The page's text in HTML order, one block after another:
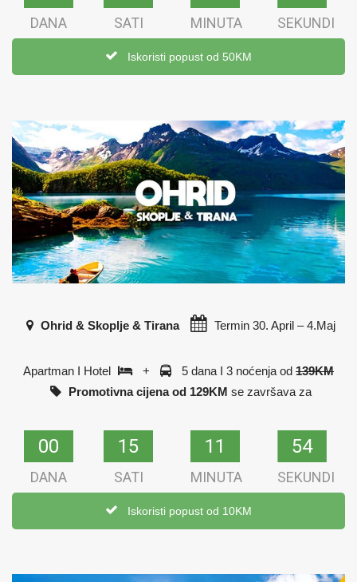
DANA SATI MINUTA SEKUNDI
Iskoristi popust od 50KM
Ohrid & Skoplje & Tirana Termin 30. April – 4.Maj
Apartman I Hotel + 5 dana I 3 noćenja od 139KM
Promotivna cijena od 129KM se završava za
00
00
DANA
15
15
SATI
11
11
MINUTA
54
53
SEKUNDI
Iskoristi popust od 10KM